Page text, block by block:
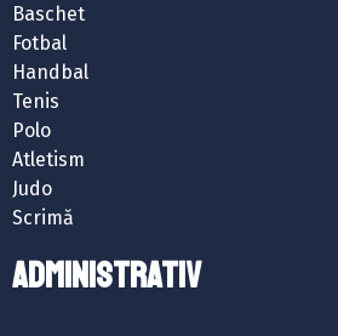
Baschet
Fotbal
Handbal
Tenis
Polo
Atletism
Judo
Scrimă
ADMINISTRATIV